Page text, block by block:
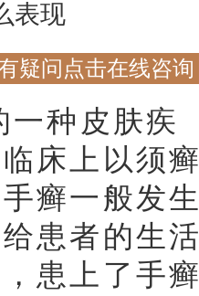
表现
疑问点击在线咨询
种皮肤疾
床上以须癣
癣一般发生
患者的生活
患上了手癣